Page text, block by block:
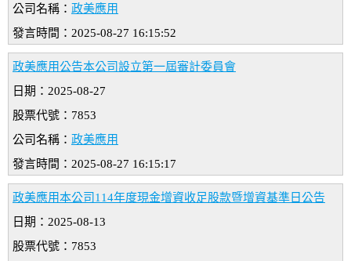
公司名稱： 政美應用
發言時間：2025-08-27 16:15:52
政美應用公告本公司設立第一屆審計委員會
日期：2025-08-27
股票代號：7853
公司名稱： 政美應用
發言時間：2025-08-27 16:15:17
政美應用本公司114年度現金增資收足股款暨增資基準日公告
日期：2025-08-13
股票代號：7853